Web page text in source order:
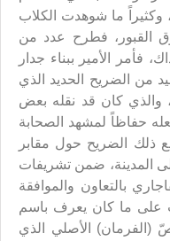
وكثيراً ما شوهدت الكلاب
القبور، فطرح عدد من
فأمر الأمير ببناء جدار
من الضريح الحديد الذي
والذي كان قد نقله بعض
حفاظاً لمشهد الصحابة
ذلك الضريح حول مقابر
المدينة، ضمن تشريفات
بالتعاون والموافقة
على ما كان يعرف باسم
(الفرمان) الأصلي الذي